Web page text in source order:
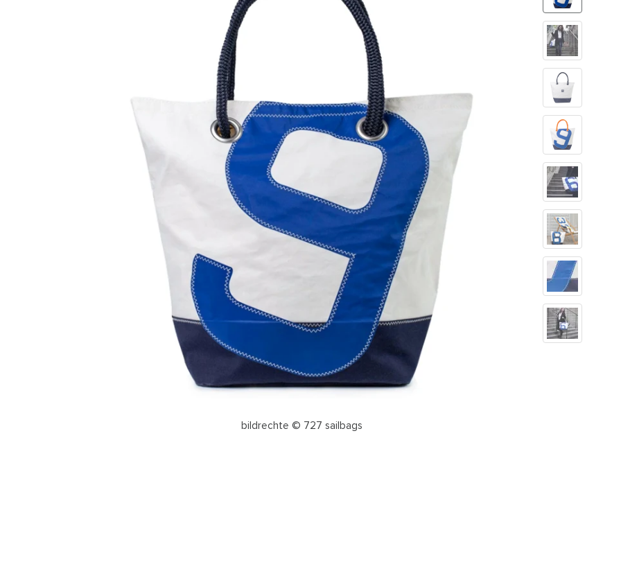
bildrechte © 727 sailbags